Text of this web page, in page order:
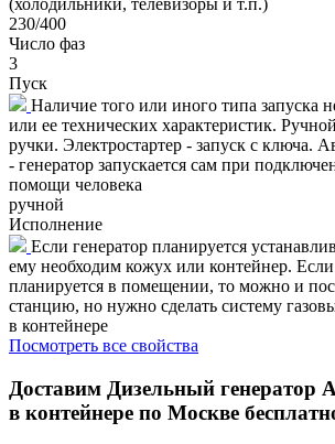
230/400
Число фаз
3
Пуск
Наличие того или иного типа запуска
или ее технических характеристик.
ручки. Электростартер - запуск с ключа.
- генератор запускается сам при
помощи человека
ручной
Исполнение
Если генератор планируется
ему необходим кожух или контейнер. Если
планируется в помещении, то можно и
станцию, но нужно сделать систему
в контейнере
Посмотреть все свойства
Доставим Дизельный генератор
в контейнере по Москве